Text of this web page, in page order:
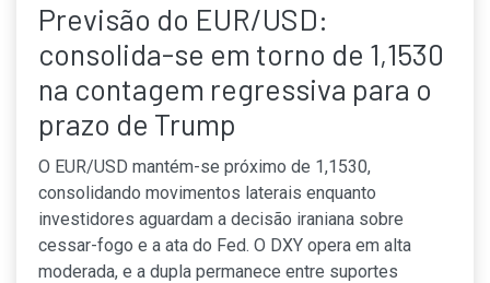
Previsão do EUR/USD:
consolida-se em torno de 1,1530
na contagem regressiva para o
prazo de Trump
O EUR/USD mantém-se próximo de 1,1530,
consolidando movimentos laterais enquanto
investidores aguardam a decisão iraniana sobre
cessar-fogo e a ata do Fed. O DXY opera em alta
moderada, e a dupla permanece entre suportes